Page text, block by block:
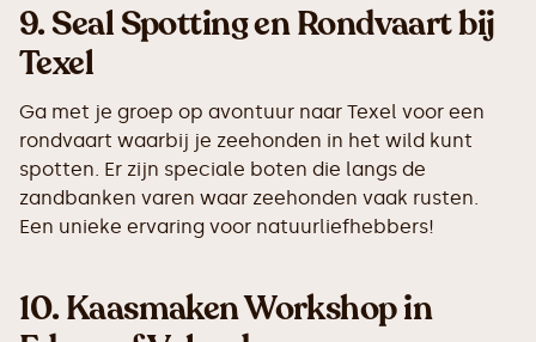
9.Seal Spotting en Rondvaart bij
Texel
Ga met je groep op avontuur naar Texel voor een
rondvaart waarbij je zeehonden in het wild kunt
spotten. Er zijn speciale boten die langs de
zandbanken varen waar zeehonden vaak rusten.
Een unieke ervaring voor natuurliefhebbers!
10.Kaasmaken Workshop in